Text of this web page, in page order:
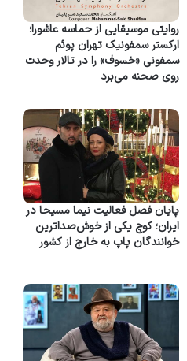
روایتی موسیقایی از حماسه عاشورا؛
ارکستر سمفونیک تهران پوئم
سمفونی «خسوف» را در تالار وحدت
روی صحنه می‌برد
پایان فصل فعالیت نیما مسیحا در
ایران؛ کوچ یکی از خوش‌صداترین
خوانندگان پاپ به خارج از کشور